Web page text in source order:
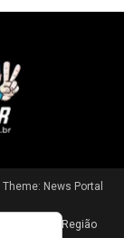
Theme: News Portal
Região